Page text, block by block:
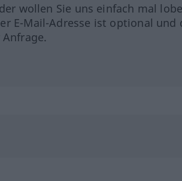
wollen Sie uns einfach mal
E-Mail-Adresse ist optional und